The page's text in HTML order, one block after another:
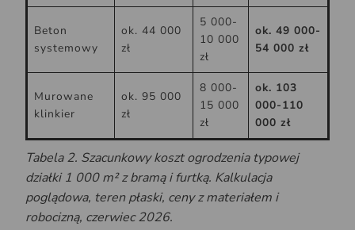
Beton
systemowy
ok. 44 000
zł
5 000-
10 000
zł
ok. 49 000-
54 000 zł
Murowane
klinkier
ok. 95 000
zł
8 000-
15 000
zł
ok. 103
000-110
000 zł
Tabela 2. Szacunkowy koszt ogrodzenia typowej
działki 1 000 m² z bramą i furtką. Kalkulacja
poglądowa, teren płaski, ceny z materiałem i
robocizną, czerwiec 2026.